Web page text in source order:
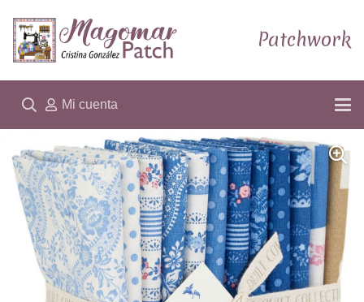
Patchwork
Mi cuenta